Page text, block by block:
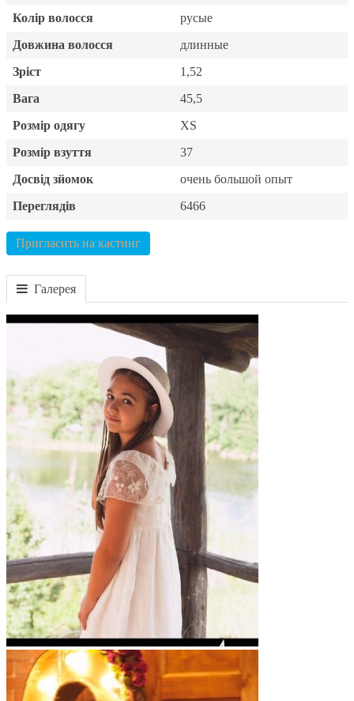
Колір волосся
русые
Довжина волосся
длинные
Зріст
1,52
Вага
45,5
Розмір одягу
XS
Розмір взуття
37
Досвід зйомок
очень большой опыт
Переглядів
6466
Пригласить на кастинг
Галерея